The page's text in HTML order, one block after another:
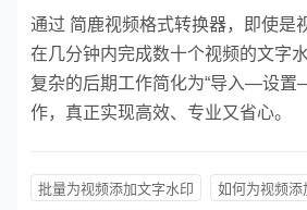
通过 简鹿视频格式转换器，即使是
在几分钟内完成数十个视频的文字
复杂的后期工作简化为“导入—设置
作，真正实现高效、专业又省心。
批量为视频添加文字水印 如何为视频添